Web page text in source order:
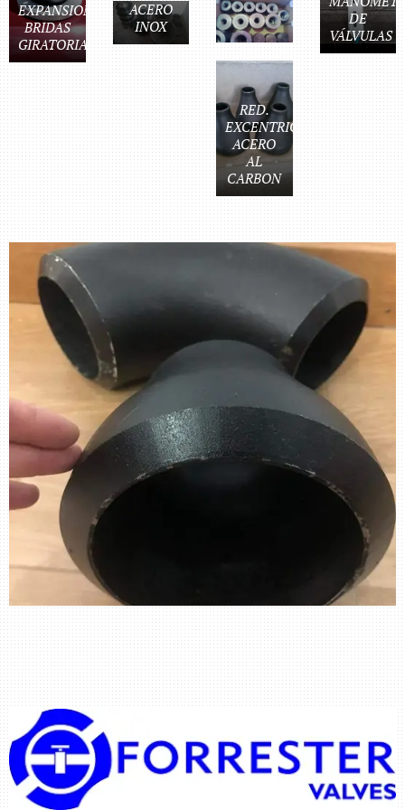
DE
VÁLVULAS
EXPANSION
BRIDAS
GIRATORIAS
ACERO
INOX
RED.
EXCENTRICAS
ACERO
AL
CARBON